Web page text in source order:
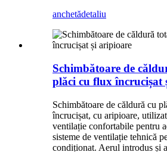
anchetădetaliu
Schimbătoare de
plăci cu flux încrucișat
Schimbătoare de căldură cu
încrucișat, cu aripioare,
ventilație confortabile pentru
sisteme de ventilație tehnică
condiționat. Aerul introdus și